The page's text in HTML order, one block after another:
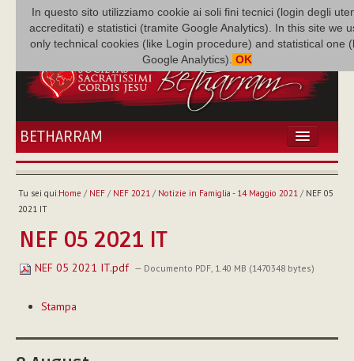
In questo sito utilizziamo cookie ai soli fini tecnici (login degli
accreditati) e statistici (tramite Google Analytics). In this site we
only technical cookies (like Login procedure) and statistical one
Google Analytics). OK
BETHARRAM
HOME
BÉTHARRAM
MISSIONE
NEF
P. AUGUSTO ETCHECOPAR
Tu sei qui:Home / NEF/ NEF 2021/ Notizie in Famiglia - 14 Maggio 2021/ NEF 05
2021 IT
NEF 05 2021 IT
NEF 05 2021 IT.pdf — Documento PDF, 1.40 MB (1470348 bytes)
sul
Stampa